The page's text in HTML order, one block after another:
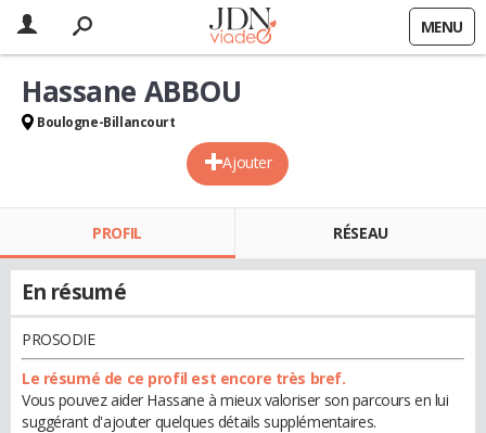
MENU
Ajouter
Hassane ABBOU
Boulogne-Billancourt
PROFIL RÉSEAU
En résumé
PROSODIE
Le résumé de ce profil est encore très bref.
Vous pouvez aider Hassane à mieux valoriser son parcours en lui
suggérant d'ajouter quelques détails supplémentaires.